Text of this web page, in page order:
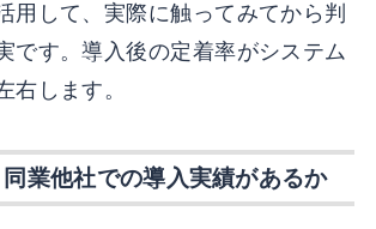
用して、実際に触ってみてから判
です。導入後の定着率がシステム
右します。
業他社での導入実績があるか